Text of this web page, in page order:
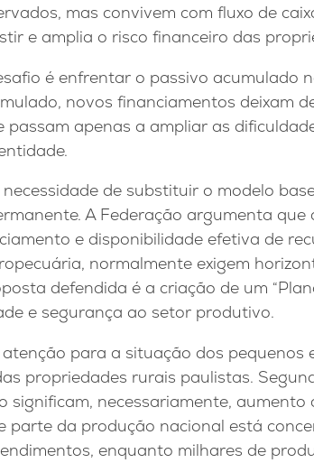
mas convivem com fluxo de
e amplia o risco financeiro das
é enfrentar o passivo acumulado
novos financiamentos deixam
apenas a ampliar as
de substituir o modelo
A Federação argumenta
e disponibilidade efetiva de
normalmente exigem
defendida é a criação de um
e segurança ao setor produtivo.
para a situação dos pequenos
propriedades rurais paulistas.
significam, necessariamente,
parte da produção nacional está
enquanto milhares de